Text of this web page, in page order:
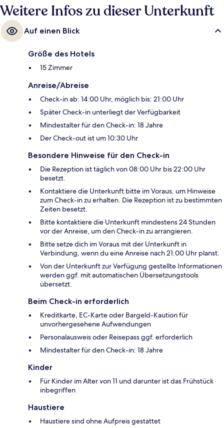
Weitere Infos zu dieser Unterkunft
Auf einen Blick
Größe des Hotels
15 Zimmer
Anreise/Abreise
Check-in ab: 14:00 Uhr, möglich bis: 21:00 Uhr
Später Check-in unterliegt der Verfügbarkeit
Mindestalter für den Check-in: 18 Jahre
Der Check-out ist um 10:30 Uhr
Besondere Hinweise für den Check-in
Die Rezeption ist täglich von 08:00 Uhr bis 22:00 Uhr
besetzt.
Kontaktiere die Unterkunft bitte im Voraus, um Hinweise
zum Check-in zu erhalten. Die Rezeption ist zu bestimmten
Zeiten besetzt.
Bitte kontaktiere die Unterkunft mindestens 24 Stunden
vor der Anreise, um den Check-in zu arrangieren.
Bitte setze dich im Voraus mit der Unterkunft in
Verbindung, wenn du eine Anreise nach 21:00 Uhr planst.
Von der Unterkunft zur Verfügung gestellte Informationen
werden ggf. mit automatischen Übersetzungstools
übersetzt.
Beim Check-in erforderlich
Kreditkarte, EC-Karte oder Bargeld-Kaution für
unvorhergesehene Aufwendungen
Personalausweis oder Reisepass ggf. erforderlich
Mindestalter für den Check-in: 18 Jahre
Kinder
Für Kinder im Alter von 11 und darunter ist das Frühstück
inbegriffen
Haustiere
Haustiere sind ohne Aufpreis gestattet